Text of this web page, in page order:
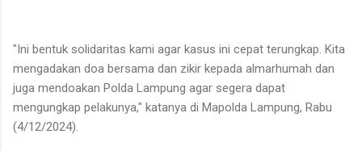
"Ini bentuk solidaritas kami agar kasus ini cepat terungkap. Kita
mengadakan doa bersama dan zikir kepada almarhumah dan
juga mendoakan Polda Lampung agar segera dapat
mengungkap pelakunya," katanya di Mapolda Lampung, Rabu
(4/12/2024).